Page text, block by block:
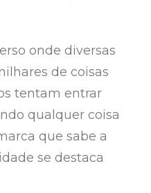
onde diversas
de coisas
tentam entrar
qualquer coisa
que sabe a
se destaca